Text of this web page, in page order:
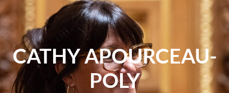
CATHY APOURCEAU-
POLY